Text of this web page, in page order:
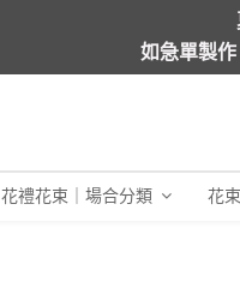
如急單製
花禮花束｜場合分類 花